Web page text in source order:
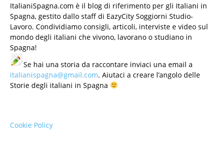
ItalianiSpagna.com è il blog di riferimento per gli Italiani in
Spagna, gestito dallo staff di EazyCity Soggiorni Studio-
Lavoro. Condividiamo consigli, articoli, interviste e video sul
mondo degli italiani che vivono, lavorano o studiano in
Spagna!
Se hai una storia da raccontare inviaci una email a
italianispagna@gmail.com. Aiutaci a creare l’angolo delle
Storie degli italiani in Spagna
Cookie Policy